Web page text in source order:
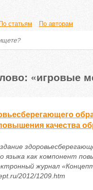
По статьям По авторам
«игровые
качества
языка как компонент
журнал
2012/1209.htm